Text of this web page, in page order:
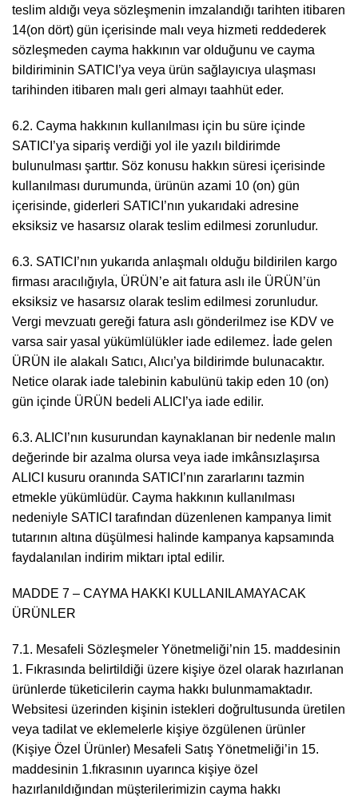
teslim aldığı veya sözleşmenin imzalandığı tarihten itibaren
14(on dört) gün içerisinde malı veya hizmeti reddederek
sözleşmeden cayma hakkının var olduğunu ve cayma
bildiriminin SATICI’ya veya ürün sağlayıcıya ulaşması
tarihinden itibaren malı geri almayı taahhüt eder.
6.2. Cayma hakkının kullanılması için bu süre içinde
SATICI’ya sipariş verdiği yol ile yazılı bildirimde
bulunulması şarttır. Söz konusu hakkın süresi içerisinde
kullanılması durumunda, ürünün azami 10 (on) gün
içerisinde, giderleri SATICI’nın yukarıdaki adresine
eksiksiz ve hasarsız olarak teslim edilmesi zorunludur.
6.3. SATICI’nın yukarıda anlaşmalı olduğu bildirilen kargo
firması aracılığıyla, ÜRÜN’e ait fatura aslı ile ÜRÜN’ün
eksiksiz ve hasarsız olarak teslim edilmesi zorunludur.
Vergi mevzuatı gereği fatura aslı gönderilmez ise KDV ve
varsa sair yasal yükümlülükler iade edilemez. İade gelen
ÜRÜN ile alakalı Satıcı, Alıcı’ya bildirimde bulunacaktır.
Netice olarak iade talebinin kabulünü takip eden 10 (on)
gün içinde ÜRÜN bedeli ALICI’ya iade edilir.
6.3. ALICI’nın kusurundan kaynaklanan bir nedenle malın
değerinde bir azalma olursa veya iade imkânsızlaşırsa
ALICI kusuru oranında SATICI’nın zararlarını tazmin
etmekle yükümlüdür. Cayma hakkının kullanılması
nedeniyle SATICI tarafından düzenlenen kampanya limit
tutarının altına düşülmesi halinde kampanya kapsamında
faydalanılan indirim miktarı iptal edilir.
MADDE 7 – CAYMA HAKKI KULLANILAMAYACAK
ÜRÜNLER
7.1. Mesafeli Sözleşmeler Yönetmeliği’nin 15. maddesinin
1. Fıkrasında belirtildiği üzere kişiye özel olarak hazırlanan
ürünlerde tüketicilerin cayma hakkı bulunmamaktadır.
Websitesi üzerinden kişinin istekleri doğrultusunda üretilen
veya tadilat ve eklemelerle kişiye özgülenen ürünler
(Kişiye Özel Ürünler) Mesafeli Satış Yönetmeliği’in 15.
maddesinin 1.fıkrasının uyarınca kişiye özel
hazırlanıldığından müşterilerimizin cayma hakkı